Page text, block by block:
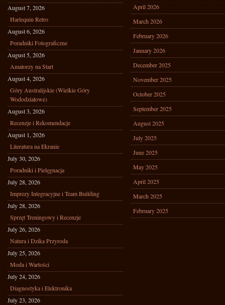
August 7, 2026
Harlequin Retro
August 6, 2026
Poradniki Fotograficzne
August 5, 2026
Amatorzy na Start
August 4, 2026
Góry Australijskie (Wielkie Góry
Wododziałowe)
August 3, 2026
Recenzje i Rekomendacje
August 1, 2026
Literatura na Ekranie
July 30, 2026
Poradniki i Pielęgnacja
July 28, 2026
Imprezy Integracyjne i Team Building
July 28, 2026
Sprzęt Treningowy i Recenzje
July 26, 2026
Natura i Dzika Przyroda
July 25, 2026
Moda i Wartości
July 24, 2026
Diagnostyka i Elektronika
July 23, 2026
April 2026
March 2026
February 2026
January 2026
December 2025
November 2025
October 2025
September 2025
August 2025
July 2025
June 2025
May 2025
April 2025
March 2025
February 2025